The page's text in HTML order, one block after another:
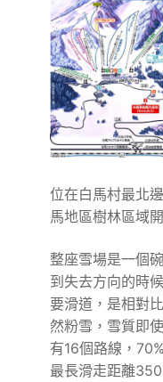
位在白馬村最北
馬地區樹林區域
整座雪場是一個
到失去方向的時
要滑道，是相對
然粉雪，雪質即
有16個路線，
最長滑走距離